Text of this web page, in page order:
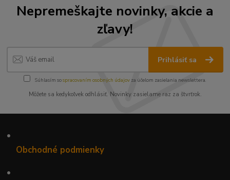
Nepremeškajte novinky, akcie a
zľavy!
Prihlásiť sa
Súhlasím sospracovaním osobných údajov za účelom zasielania newslettera.
Môžete sa kedykoľvek odhlásiť. Novinky zasielame raz za štvrťrok.
•
Obchodné podmienky
•